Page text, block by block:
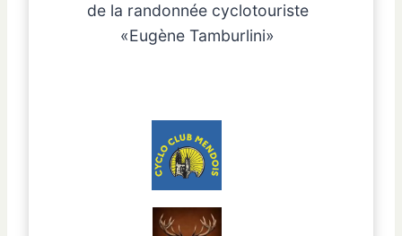
de la randonnée cyclotouriste
«Eugène Tamburlini»